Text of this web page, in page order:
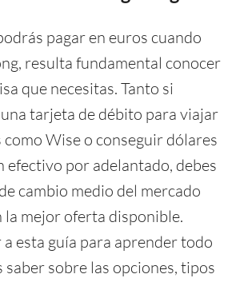
pagar en euros cuando
resulta fundamental conocer
que necesitas. Tanto si
tarjeta de débito para viajar
Wise o conseguir dólares
efectivo por adelantado, debes
cambio medio del mercado
la mejor oferta disponible.
esta guía para aprender todo
saber sobre las opciones, tipos